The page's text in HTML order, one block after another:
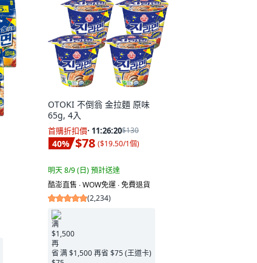
OTOKI 不倒翁 金拉麵 原味
65g, 4入
首購折扣價· 11:26:19$130
40% $78 ($19.50/1個)
明天 8/9 (日)預計送達
酷澎直售 ∙ WOW免運 ∙ 免費退貨
(2,234)
满 $1,500 再省 $75 (王道卡)